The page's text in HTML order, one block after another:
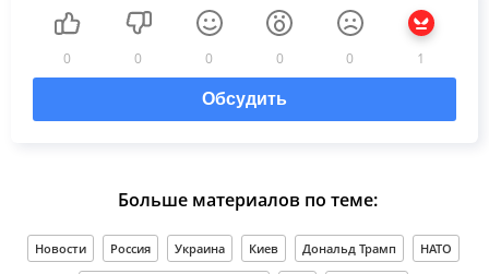
0 0 0 0 0 1
Обсудить
Больше материалов по теме:
Новости Россия Украина Киев Дональд Трамп НАТО